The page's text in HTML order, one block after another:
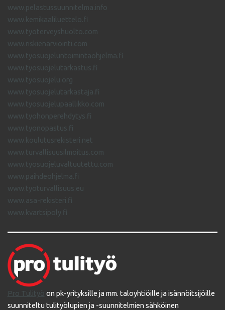
www.pelastussuunnitelma.info
www.kemikaaliluettelo.fi
www.tyoterveyshuolto.com
www.riskienarviointi.com
www.tyosuojeluntoimintaohjelma.fi
www.tyosuojelutarkastus.fi
www.tyosuojelu.org
www.tyosuojelutarkastaja.fi
www.tyosuojelupaallikko.com
www.tyohonperehdytys.fi
www.tyonopastus.fi
www.koulutusrekisteri.net
www.turvallisuusilmoitus.com
www.tyosuojeluvaltuutettu.com
www.paihdeohjelma.fi
www.tyoturvallisuus.eu
www.asa-rekisteri.fi
www.kvartsipoly.fi
Pro Tulityö on pk-yrityksille ja mm. taloyhtiöille ja isännöitsijöille
suunniteltu tulityölupien ja -suunnitelmien sähköinen